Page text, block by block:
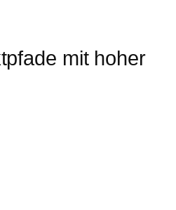
mit hoher